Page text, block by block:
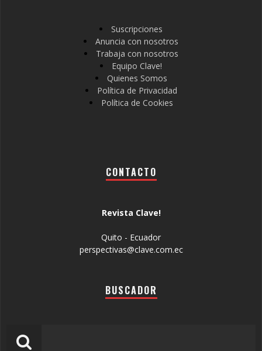
Suscripciones
Anuncia con nosotros
Trabaja con nosotros
Equipo Clave!
Quienes Somos
Política de Privacidad
Política de Cookies
CONTACTO
Revista Clave!
Quito - Ecuador
perspectivas@clave.com.ec
BUSCADOR